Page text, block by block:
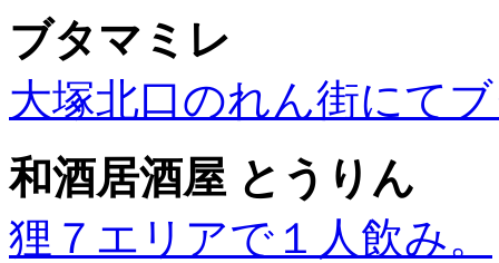
ブタマミレ
大塚北口のれん街にて
和酒居酒屋 とうりん
狸７エリアで１人飲み。